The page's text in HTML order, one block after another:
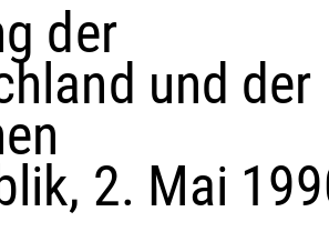
der
und der
2. Mai